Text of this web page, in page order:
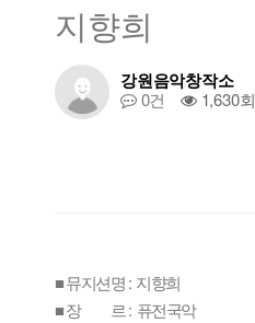
지향희
강원음악창작소
0건 1,630회
■ 뮤지션명 : 지향희
■ 장 르 : 퓨전국악